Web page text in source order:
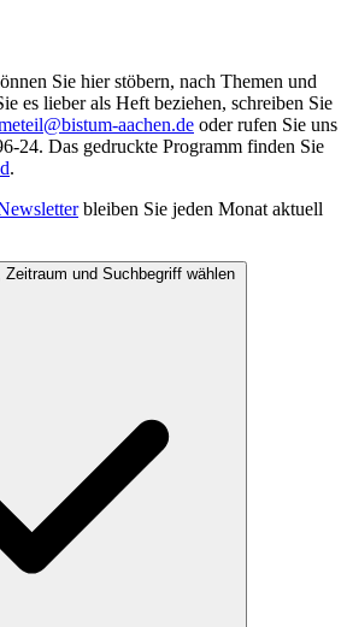
Sie hier stöbern, nach Themen und
es lieber als Heft beziehen, schreiben Sie
aachen.de oder rufen Sie uns
24. Das gedruckte Programm finden Sie
.
bleiben Sie jeden Monat aktuell
Zeitraum und Suchbegriff wählen